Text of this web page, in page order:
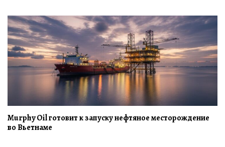
Murphy Oil готовит к запуску нефтяное месторождение
во Вьетнаме